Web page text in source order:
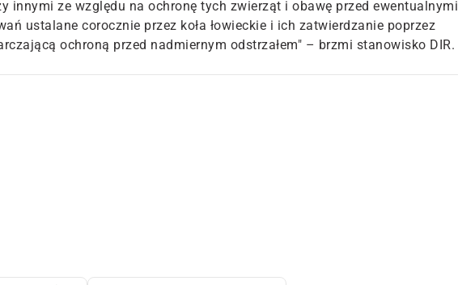
innymi ze względu na ochronę tych zwierząt i obawę przed ewentualnymi
ustalane corocznie przez koła łowieckie i ich zatwierdzanie poprzez
ochroną przed nadmiernym odstrzałem" – brzmi stanowisko DIR.